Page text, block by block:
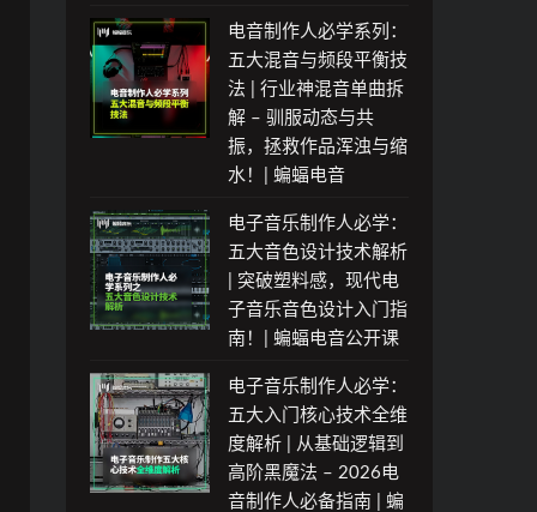
电音制作人必学系列：
五大混音与频段平衡技
法 | 行业神混音单曲拆
解 – 驯服动态与共
振，拯救作品浑浊与缩
水！| 蝙蝠电音
电子音乐制作人必学：
五大音色设计技术解析
| 突破塑料感，现代电
子音乐音色设计入门指
南！| 蝙蝠电音公开课
电子音乐制作人必学：
五大入门核心技术全维
度解析 | 从基础逻辑到
高阶黑魔法 – 2026电
音制作人必备指南 | 蝙